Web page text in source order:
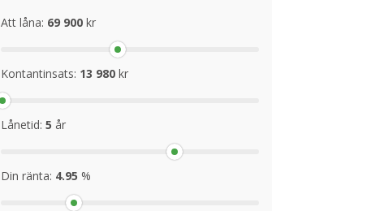
Att låna: 69 900 kr
Kontantinsats: 13 980 kr
Lånetid: 5 år
Din ränta: 4.95 %